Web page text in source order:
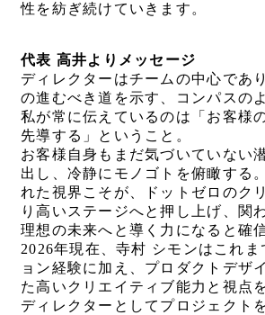
性を紡ぎ続けていきます。
代表 高井よりメッセージ
ディレクターはチームの中心であ
の進むべき道を示す、コンパスの
私が常に伝えているのは「お客様
先導する」ということ。
お客様自身もまだ気づいていない
出し、冷静にモノゴトを俯瞰する
れた視界こそが、ドットゼロのク
り高いステージへと押し上げ、関
理想の未来へと導く力になると確
2026年現在、寺村 シモンはこれま
ョン経験に加え、プロダクトデザ
た高いクリエイティブ能力と視点
ディレクターとしてプロジェクト